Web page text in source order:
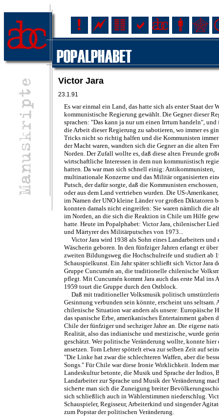
Victor Jara
23.1.91
Es war einmal ein Land, das hatte sich als erster Staat der
kommunistische Regierung gewählt. Die Gegner dieser
sprachen: "Das kann ja nur um einen Irrtum handeln", und
die Arbeit dieser Regierung zu sabotieren, wo immer es
Tricks nicht so richtig halfen und die Kommunisten
der Macht waren, wandten sich die Gegner an die alten
Norden. Der Zufall wollte es, daß diese alten Freunde
wirtschaftliche Interessen in dem nun kommunistisch
hatten. Da war man sich schnell einig: Antikommunisten,
multinationale Konzerne und das Militär organisierten
Putsch, der dafür sorgte, daß die Kommunisten
oder aus dem Land vertrieben wurden. Die US-
im Namen der UNO kleine Länder vor großen Diktatoren
konnten damals nicht eingreifen: Sie waren nämlich die
im Norden, an die sich die Reaktion in Chile um Hilfe
hatte. Heute im Popalphabet: Victor Jara, chilenischer
und Märtyrer des Militärputsches von 1973...
Victor Jara wird 1938 als Sohn eines Landarbeiters und
Wäscherin geboren. In den fünfziger Jahren erlangt er
zweiten Bildungsweg die Hochschulreife und studiert ab
Schauspielkunst. Ein Jahr später schließt sich Victor Jara
Gruppe Cuncumén an, die traditionelle chilenische
pflegt. Mit Cuncumén kommt Jara auch das erste Mal ins
1959 tourt die Gruppe durch den Ostblock.
Daß mit traditioneller Volksmusik politisch
Gesinnung verbunden sein könnte, erscheint uns seltsam.
chilenische Situation war anders als unsere: Europäische
das spanische Erbe, amerikanisches Entertainment gaben
Chile der fünfziger und sechziger Jahre an. Die eigene
Realität, also das indianische und mestizische, wurde
geschätzt. Wer politische Veränderung wollte, konnte hier
ansetzen. Tom Lehrer spöttelt etwa zur selben Zeit auf
"Die Linke hat zwar die schlechteren Waffen, aber die
Songs." Für Chile war diese Ironie Wirklichkeit. Indem
Landeskultur betonte, die Musik und Sprache der Indios,
Landarbeiter zur Sprache und Musik der Veränderung
sicherte man sich die Zuneigung breiter
sich schließlich auch in Wählerstimmen niederschlug.
Schauspieler, Regisseur, Arbeiterkind und singender
zum Popstar der politischen Veränderung.